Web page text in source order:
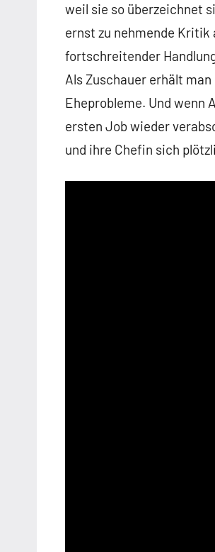
weil sie so überzeichnet
ernst zu nehmende
fortschreitender
Als Zuschauer erhält
Eheprobleme. Und wenn
ersten Job wieder
und ihre Chefin sich